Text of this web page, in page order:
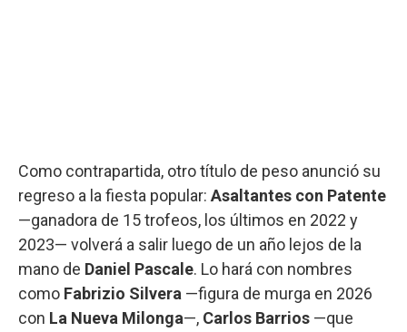
Como contrapartida, otro título de peso anunció su
regreso a la fiesta popular: Asaltantes con Patente
—ganadora de 15 trofeos, los últimos en 2022 y
2023— volverá a salir luego de un año lejos de la
mano de Daniel Pascale. Lo hará con nombres
como Fabrizio Silvera —figura de murga en 2026
con La Nueva Milonga—, Carlos Barrios —que